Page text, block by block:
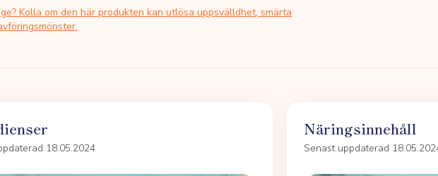
Kolla om den här produkten kan utlösa uppsvälldhet, smärta
18.05.2024
Näringsinnehåll
Senast uppdaterad